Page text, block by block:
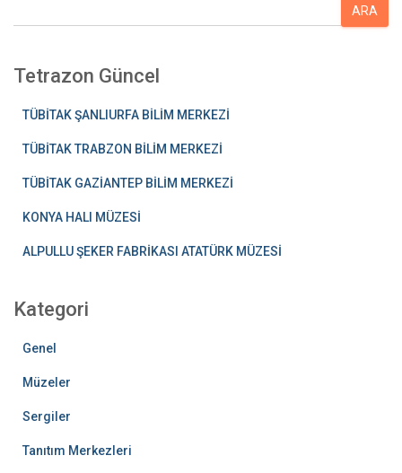
r
ARA
Tetrazon Güncel
TÜBİTAK ŞANLIURFA BİLİM MERKEZİ
TÜBİTAK TRABZON BİLİM MERKEZİ
TÜBİTAK GAZİANTEP BİLİM MERKEZİ
KONYA HALI MÜZESİ
ALPULLU ŞEKER FABRİKASI ATATÜRK MÜZESİ
Kategori
Genel
Müzeler
Sergiler
Tanıtım Merkezleri